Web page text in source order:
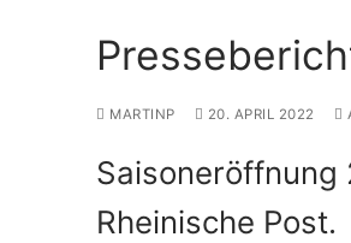
MARTINP 20. APRIL 2022
Saisoneröffnung
Rheinische Post.